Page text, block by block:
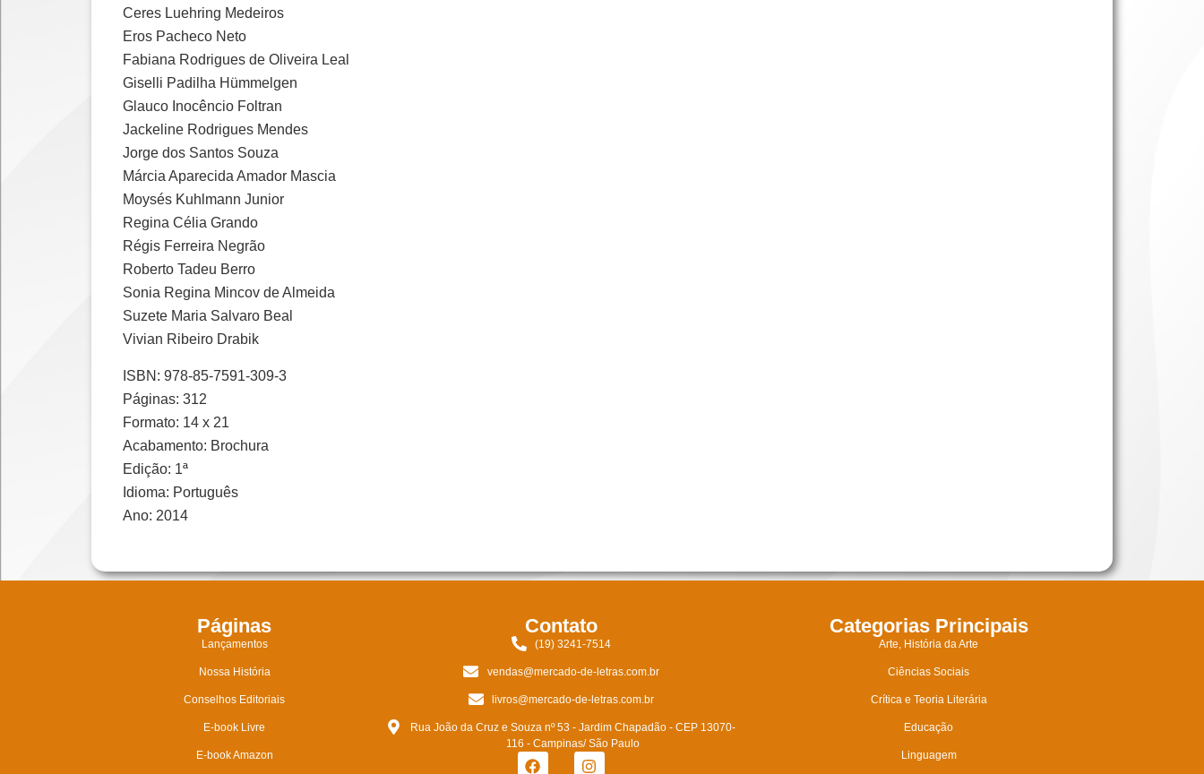
Ceres Luehring Medeiros
Eros Pacheco Neto
Fabiana Rodrigues de Oliveira Leal
Giselli Padilha Hümmelgen
Glauco Inocêncio Foltran
Jackeline Rodrigues Mendes
Jorge dos Santos Souza
Márcia Aparecida Amador Mascia
Moysés Kuhlmann Junior
Regina Célia Grando
Régis Ferreira Negrão
Roberto Tadeu Berro
Sonia Regina Mincov de Almeida
Suzete Maria Salvaro Beal
Vivian Ribeiro Drabik
ISBN: 978-85-7591-309-3
Páginas: 312
Formato: 14 x 21
Acabamento: Brochura
Edição: 1ª
Idioma: Português
Ano: 2014
Páginas
Lançamentos
Nossa História
Conselhos Editoriais
E-book Livre
E-book Amazon
Contato
(19) 3241-7514
vendas@mercado-de-letras.com.br
livros@mercado-de-letras.com.br
Rua João da Cruz e Souza nº 53 - Jardim Chapadão - CEP 13070-
116 - Campinas/ São Paulo
Categorias Principais
Arte, História da Arte
Ciências Sociais
Crítica e Teoria Literária
Educação
Linguagem